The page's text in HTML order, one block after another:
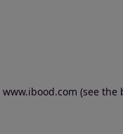
www.ibood.com (see the